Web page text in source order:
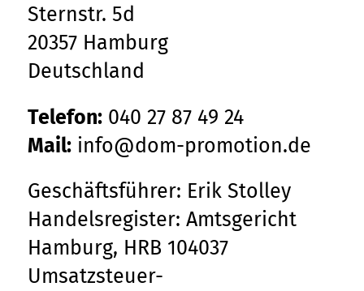
Sternstr. 5d
20357 Hamburg
Deutschland
Telefon:040 27 87 49 24
Mail: info@dom-promotion.de
Geschäftsführer: Erik Stolley
Handelsregister: Amtsgericht
Hamburg, HRB 104037
Umsatzsteuer-